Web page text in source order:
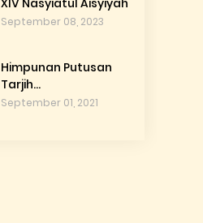
XIV Nasyiatul Aisyiyah
September 08, 2023
Himpunan Putusan
Tarjih
Muhammadiyah
September 01, 2021